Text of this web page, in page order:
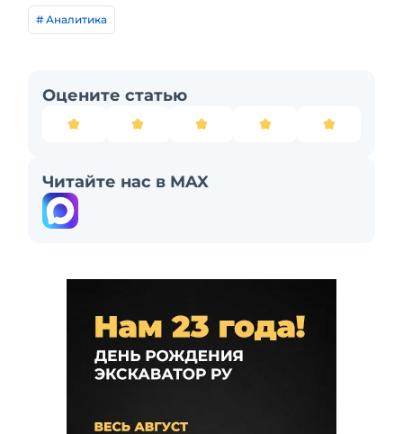
# Аналитика
Оцените статью
Читайте нас в MAX